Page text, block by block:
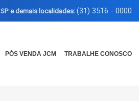
SP e demais localidades:(31) 3516 - 0000
PÓS VENDA JCM TRABALHE CONOSCO